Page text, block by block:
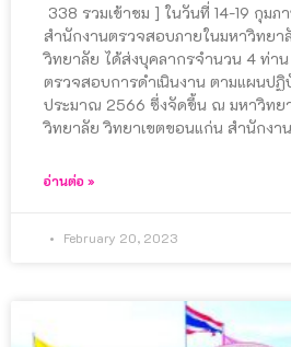
338 รวมเข้าชม ] ในวันที่ 14-19 กุม
สำนักงานตรวจสอบภายในมหาวิทย
วิทยาลัย ได้ส่งบุคลากรจำนวน 4 ท่าน
ตรวจสอบการดำเนินงาน ตามแผนปฏิ
ประมาณ 2566 ซึ่งจัดขึ้น ณ มหาวิทย
วิทยาลัย วิทยาเขตขอนแก่น สำนักงา
อ่านต่อ »
February 20, 2023